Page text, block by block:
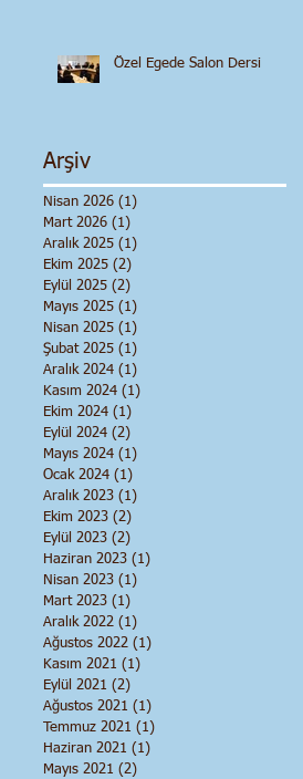
Özel Egede Salon Dersi
Arşiv
Nisan 2026 (1)
Mart 2026 (1)
Aralık 2025 (1)
Ekim 2025 (2)
Eylül 2025 (2)
Mayıs 2025 (1)
Nisan 2025 (1)
Şubat 2025 (1)
Aralık 2024 (1)
Kasım 2024 (1)
Ekim 2024 (1)
Eylül 2024 (2)
Mayıs 2024 (1)
Ocak 2024 (1)
Aralık 2023 (1)
Ekim 2023 (2)
Eylül 2023 (2)
Haziran 2023 (1)
Nisan 2023 (1)
Mart 2023 (1)
Aralık 2022 (1)
Ağustos 2022 (1)
Kasım 2021 (1)
Eylül 2021 (2)
Ağustos 2021 (1)
Temmuz 2021 (1)
Haziran 2021 (1)
Mayıs 2021 (2)